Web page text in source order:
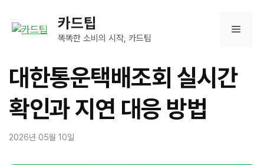
카드팁
똑똑한 소비의 시작, 카드팁
메
대한통운택배조회 실시간
확인과 지연 대응 방법
2026년 05월 10일